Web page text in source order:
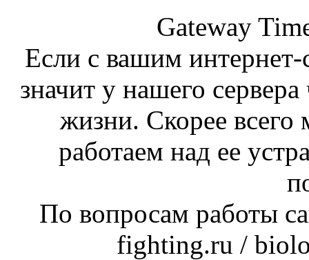
Gateway
Если с вашим интернет-
значит у нашего
жизни. Скорее
работаем над ее
По вопросам работы
fighting.ru /